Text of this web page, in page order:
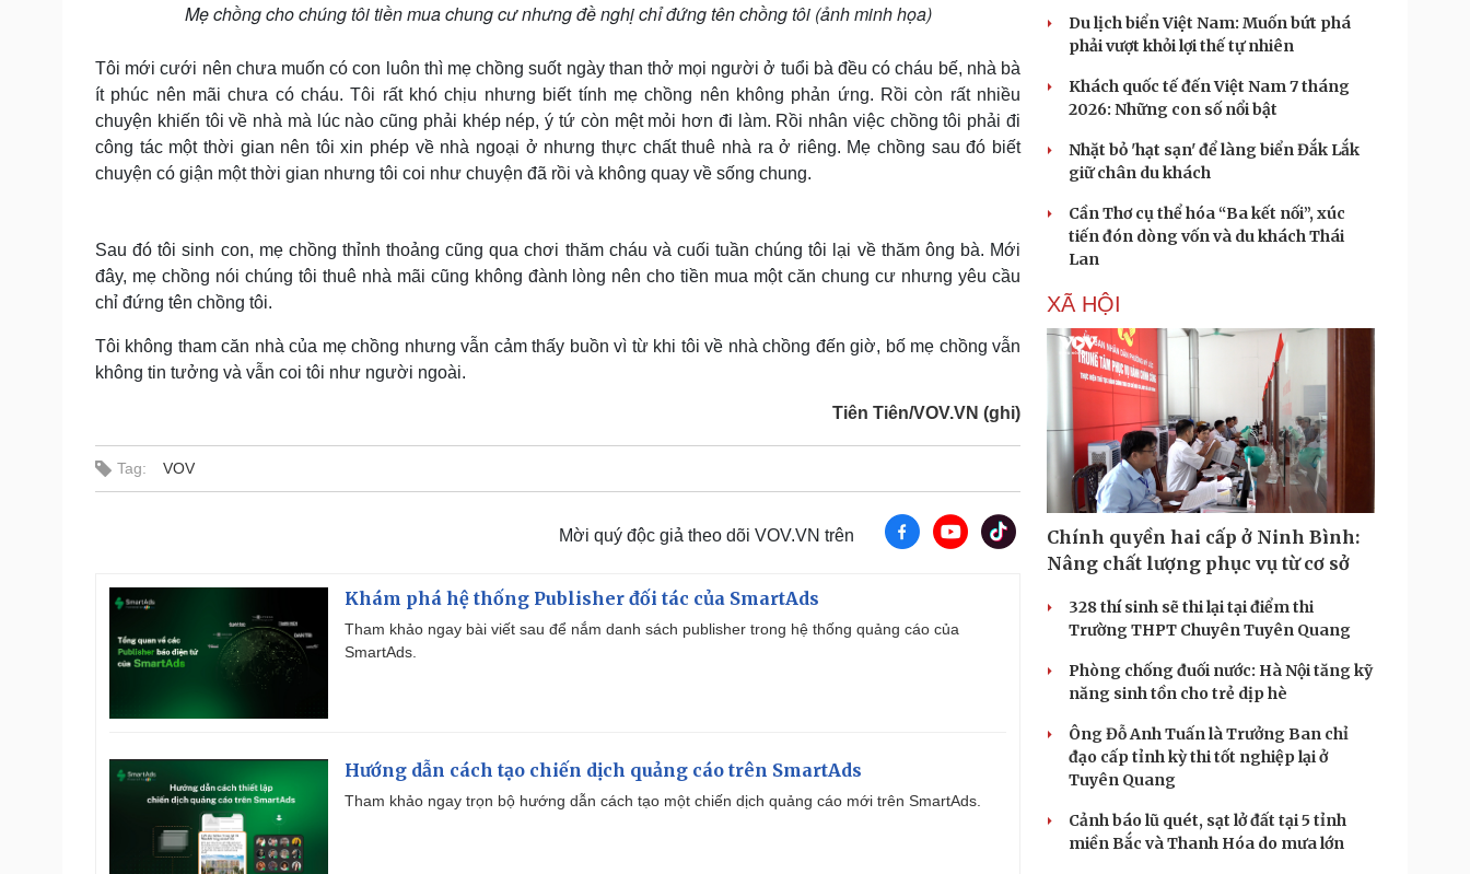
Mẹ chồng cho chúng tôi tiền mua chung cư nhưng đề nghị chỉ đứng tên chồng tôi (ảnh minh họa)
Tôi mới cưới nên chưa muốn có con luôn thì mẹ chồng suốt ngày than thở mọi người ở tuổi bà đều có cháu bế, nhà bà
ít phúc nên mãi chưa có cháu. Tôi rất khó chịu nhưng biết tính mẹ chồng nên không phản ứng. Rồi còn rất nhiều
chuyện khiến tôi về nhà mà lúc nào cũng phải khép nép, ý tứ còn mệt mỏi hơn đi làm. Rồi nhân việc chồng tôi phải đi
công tác một thời gian nên tôi xin phép về nhà ngoại ở nhưng thực chất thuê nhà ra ở riêng. Mẹ chồng sau đó biết
chuyện có giận một thời gian nhưng tôi coi như chuyện đã rồi và không quay về sống chung.
Sau đó tôi sinh con, mẹ chồng thỉnh thoảng cũng qua chơi thăm cháu và cuối tuần chúng tôi lại về thăm ông bà. Mới
đây, mẹ chồng nói chúng tôi thuê nhà mãi cũng không đành lòng nên cho tiền mua một căn chung cư nhưng yêu cầu
chỉ đứng tên chồng tôi.
Tôi không tham căn nhà của mẹ chồng nhưng vẫn cảm thấy buồn vì từ khi tôi về nhà chồng đến giờ, bố mẹ chồng vẫn
không tin tưởng và vẫn coi tôi như người ngoài.
Tiên Tiên/VOV.VN (ghi)
Tag: VOV
Mời quý độc giả theo dõi VOV.VN trên
Khám phá hệ thống Publisher đối tác của SmartAds
Tham khảo ngay bài viết sau để nắm danh sách publisher trong hệ thống quảng cáo của
SmartAds.
Hướng dẫn cách tạo chiến dịch quảng cáo trên SmartAds
Tham khảo ngay trọn bộ hướng dẫn cách tạo một chiến dịch quảng cáo mới trên SmartAds.
Du lịch biển Việt Nam: Muốn bứt phá
phải vượt khỏi lợi thế tự nhiên
Khách quốc tế đến Việt Nam 7 tháng
2026: Những con số nổi bật
Nhặt bỏ 'hạt sạn' để làng biển Đắk Lắk
giữ chân du khách
Cần Thơ cụ thể hóa “Ba kết nối”, xúc
tiến đón dòng vốn và du khách Thái
Lan
XÃ HỘI
Chính quyền hai cấp ở Ninh Bình:
Nâng chất lượng phục vụ từ cơ sở
328 thí sinh sẽ thi lại tại điểm thi
Trường THPT Chuyên Tuyên Quang
Phòng chống đuối nước: Hà Nội tăng kỹ
năng sinh tồn cho trẻ dịp hè
Ông Đỗ Anh Tuấn là Trưởng Ban chỉ
đạo cấp tỉnh kỳ thi tốt nghiệp lại ở
Tuyên Quang
Cảnh báo lũ quét, sạt lở đất tại 5 tỉnh
miền Bắc và Thanh Hóa do mưa lớn